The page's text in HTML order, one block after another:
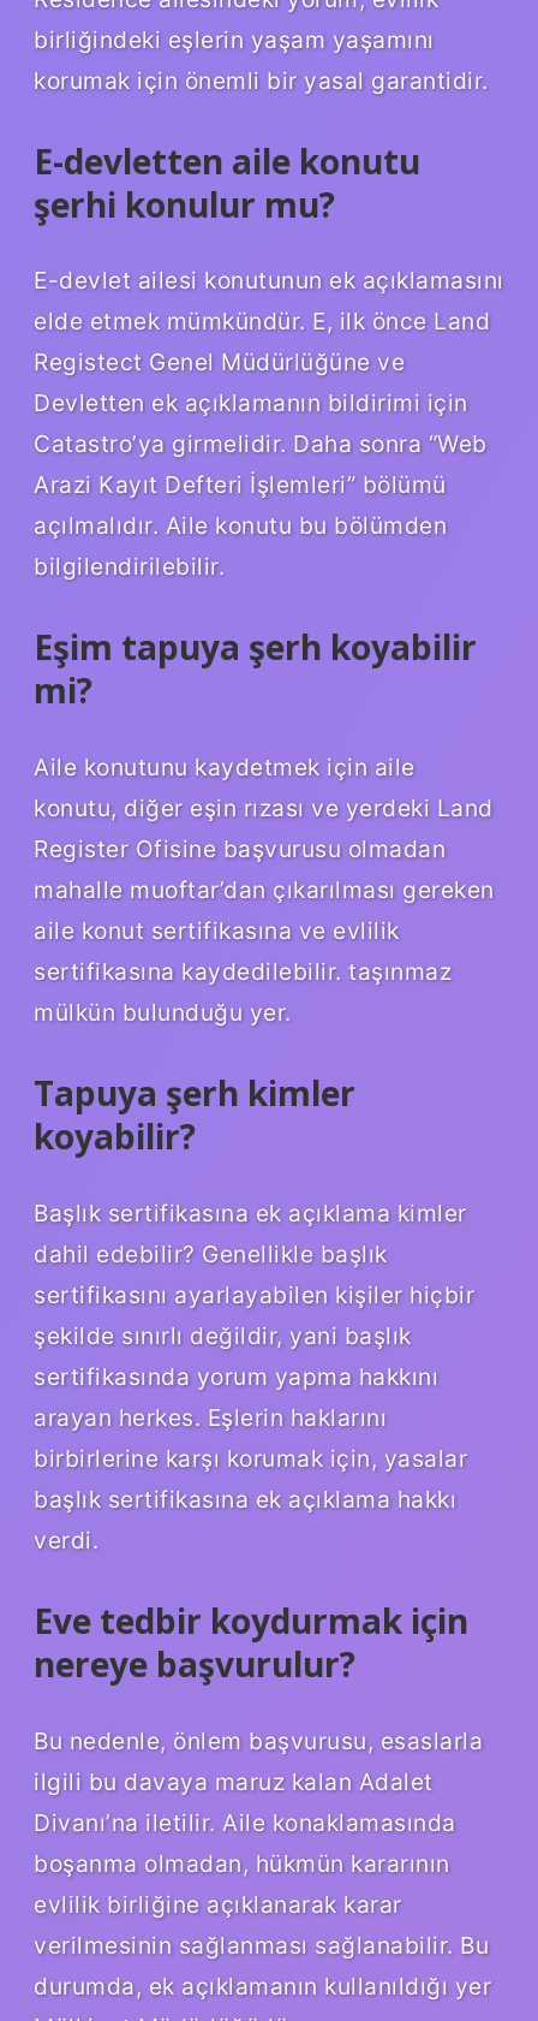
birliğindeki eşlerin yaşam yaşamını
korumak için önemli bir yasal garantidir.
E-devletten aile konutu
şerhi konulur mu?
E-devlet ailesi konutunun ek açıklamasını
elde etmek mümkündür. E, ilk önce Land
Registect Genel Müdürlüğüne ve
Devletten ek açıklamanın bildirimi için
Catastro’ya girmelidir. Daha sonra “Web
Arazi Kayıt Defteri İşlemleri” bölümü
açılmalıdır. Aile konutu bu bölümden
bilgilendirilebilir.
Eşim tapuya şerh koyabilir
mi?
Aile konutunu kaydetmek için aile
konutu, diğer eşin rızası ve yerdeki Land
Register Ofisine başvurusu olmadan
mahalle muoftar’dan çıkarılması gereken
aile konut sertifikasına ve evlilik
sertifikasına kaydedilebilir. taşınmaz
mülkün bulunduğu yer.
Tapuya şerh kimler
koyabilir?
Başlık sertifikasına ek açıklama kimler
dahil edebilir? Genellikle başlık
sertifikasını ayarlayabilen kişiler hiçbir
şekilde sınırlı değildir, yani başlık
sertifikasında yorum yapma hakkını
arayan herkes. Eşlerin haklarını
birbirlerine karşı korumak için, yasalar
başlık sertifikasına ek açıklama hakkı
verdi.
Eve tedbir koydurmak için
nereye başvurulur?
Bu nedenle, önlem başvurusu, esaslarla
ilgili bu davaya maruz kalan Adalet
Divanı’na iletilir. Aile konaklamasında
boşanma olmadan, hükmün kararının
evlilik birliğine açıklanarak karar
verilmesinin sağlanması sağlanabilir. Bu
durumda, ek açıklamanın kullanıldığı yer